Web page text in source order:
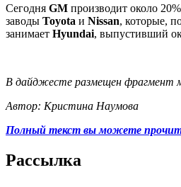
Сегодня GM производит около
заводы Toyota и Nissan, которые,
занимает Hyundai, выпустивший
В дайджесте размещен фрагмент
Автор: Кристина Наумова
Полный текст вы можете
Рассылка